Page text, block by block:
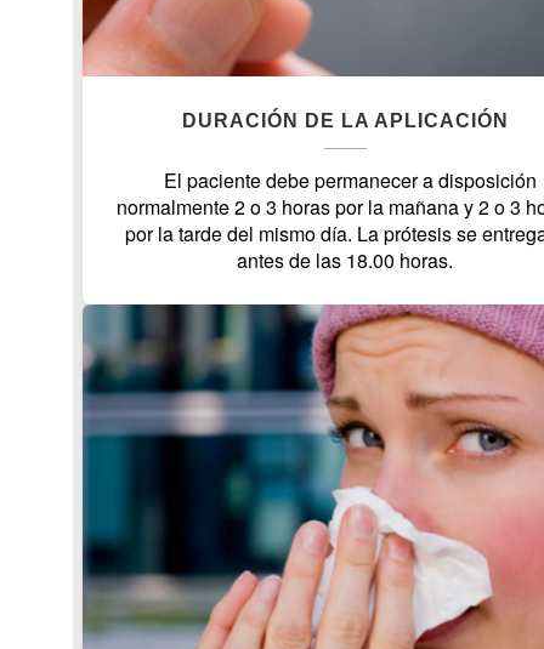
DURACIÓN DE LA APLICACIÓN
El paciente debe permanecer a disposición
normalmente 2 o 3 horas por la mañana y 2 o 3
por la tarde del mismo día. La prótesis se
antes de las 18.00 horas.